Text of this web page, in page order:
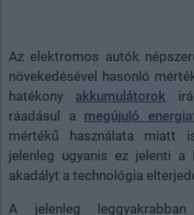
Az elektromos autók
növekedésével hasonló
hatékony akkumulátorok
ráadásul a megújuló
mértékű használata miatt
jelenleg ugyanis ez jelenti a
akadályt a technológia
A jelenleg